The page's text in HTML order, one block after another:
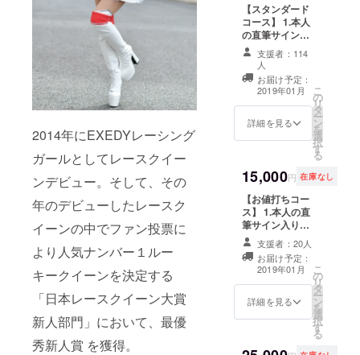
2014年にEXEDYレーシング
ガールとしてレースクイー
ンデビュー。そして、その
年のデビューしたレースク
イーンの中でファン投票に
より人気ナンバー１ルー
キークイーンを決定する
「日本レースクイーン大賞
新人部門」において、最優
秀新人賞 を獲得。
【スタンダード
コース】 1.本人
の直筆サイン入
り写真集を1冊
2.写真集の巻末
にサンクスクレ
ジットを掲載 3.
お礼動画 ※サン
は、ご希望のお
名前/ニックネー
登録のアカウン
ト名のどちらか
になります。 お
名前/ニックネー
ムをご希望され
る場合は、ご希
望の表記名を備
考欄に必ずご記
入ください。特
合はCAMPFIRE
にご登録のアカ
支援者：114
人
お届け予定：
2019年01月
詳細を見る
こ
の
リ
タ
ー
ン
を
選
択
す
る
15,000円 在庫なし
【お値打ちコー
ス】 1.本人の直
筆サイン入り写
真集を1冊 2.写
真集の巻末にサ
ンクスクレジッ
トを掲載 3.お礼
動画 4.特製オリ
ジナル表紙カ
支援者：20人
お届け予定：
2019年01月
詳細を見る
こ
の
リ
タ
ー
ン
を
選
択
す
る